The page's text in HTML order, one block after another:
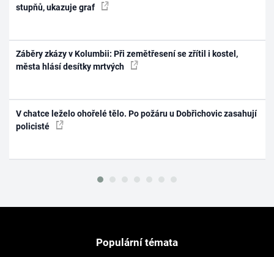
stupňů, ukazuje graf
Záběry zkázy v Kolumbii: Při zemětřesení se zřítil i kostel,
města hlásí desítky mrtvých
V chatce leželo ohořelé tělo. Po požáru u Dobřichovic zasahují
policisté
Populární témata